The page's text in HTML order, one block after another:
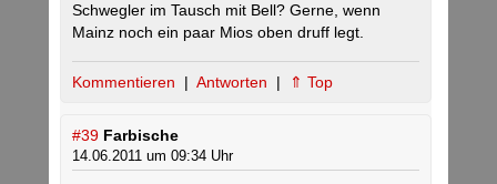
Schwegler im Tausch mit Bell? Gerne, wenn
Mainz noch ein paar Mios oben druff legt.
Kommentieren | Antworten | ⇑ Top
#39 Farbische
14.06.2011 um 09:34 Uhr